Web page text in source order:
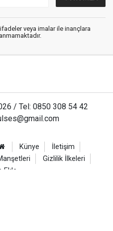
veya imalar ile inançlara
/ Tel: 0850 308 54 42
Künye
İletişim
Gizlilik İlkeleri
Ekle